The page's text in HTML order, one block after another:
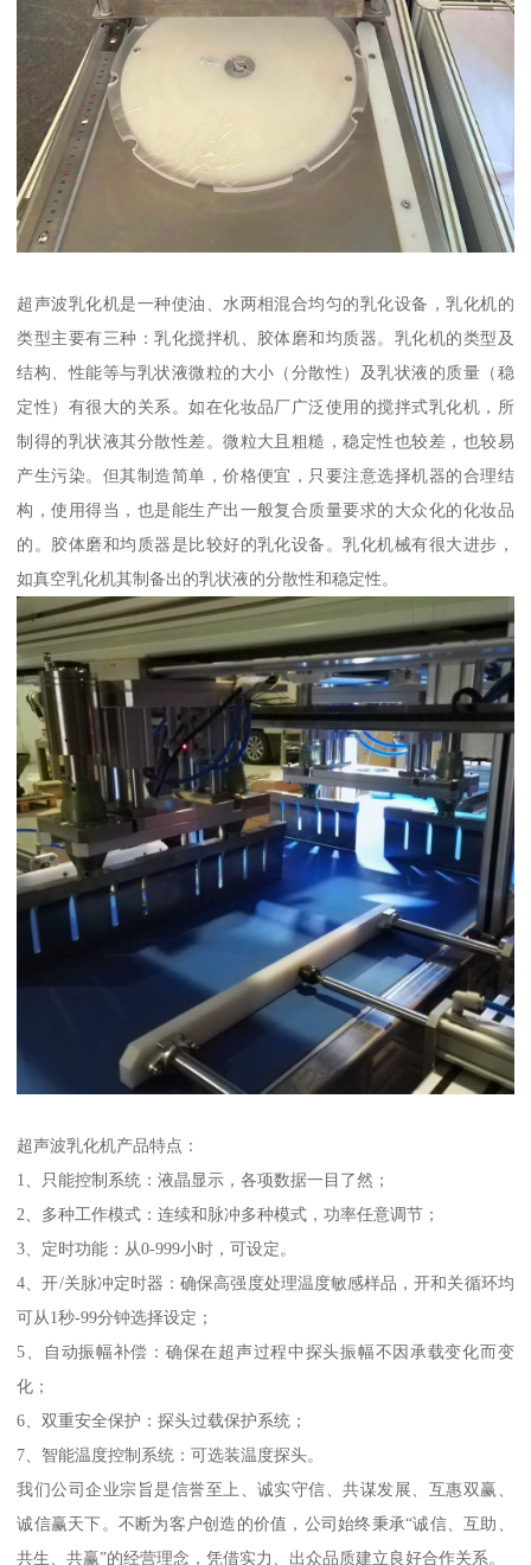
超声波乳化机是一种使油、水两相混合均匀的乳化设备，乳化机的
类型主要有三种：乳化搅拌机、胶体磨和均质器。乳化机的类型及
结构、性能等与乳状液微粒的大小（分散性）及乳状液的质量（稳
定性）有很大的关系。如在化妆品厂广泛使用的搅拌式乳化机，所
制得的乳状液其分散性差。微粒大且粗糙，稳定性也较差，也较易
产生污染。但其制造简单，价格便宜，只要注意选择机器的合理结
构，使用得当，也是能生产出一般复合质量要求的大众化的化妆品
的。胶体磨和均质器是比较好的乳化设备。乳化机械有很大进步，
如真空乳化机其制备出的乳状液的分散性和稳定性。
超声波乳化机产品特点：
1、只能控制系统：液晶显示，各项数据一目了然；
2、多种工作模式：连续和脉冲多种模式，功率任意调节；
3、定时功能：从0-999小时，可设定。
4、开/关脉冲定时器：确保高强度处理温度敏感样品，开和关循环均
可从1秒-99分钟选择设定；
5、自动振幅补偿：确保在超声过程中探头振幅不因承载变化而变
化；
6、双重安全保护：探头过载保护系统；
7、智能温度控制系统：可选装温度探头。
我们公司企业宗旨是信誉至上、诚实守信、共谋发展、互惠双赢、
诚信赢天下。不断为客户创造的价值，公司始终秉承“诚信、互助、
共生、共赢”的经营理念，凭借实力、出众品质建立良好合作关系。